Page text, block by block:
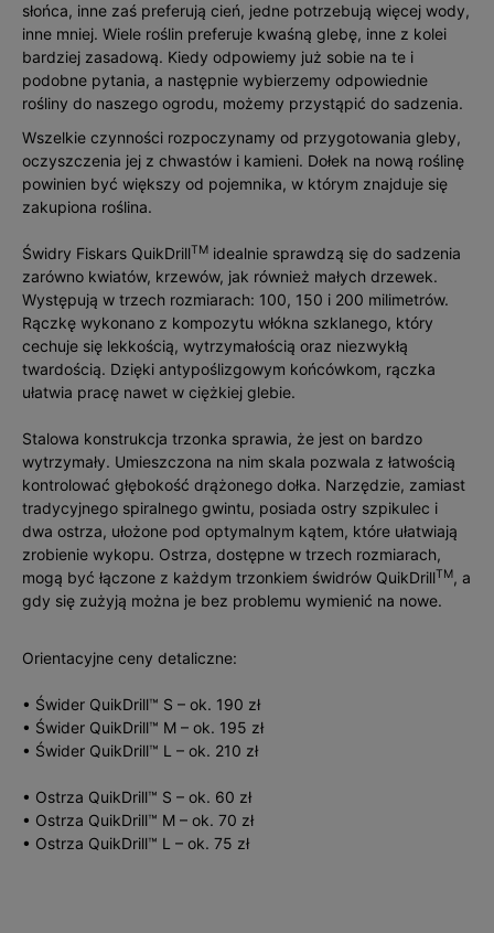
słońca, inne zaś preferują cień, jedne potrzebują więcej wody,
inne mniej. Wiele roślin preferuje kwaśną glebę, inne z kolei
bardziej zasadową. Kiedy odpowiemy już sobie na te i
podobne pytania, a następnie wybierzemy odpowiednie
rośliny do naszego ogrodu, możemy przystąpić do sadzenia.
Wszelkie czynności rozpoczynamy od przygotowania gleby,
oczyszczenia jej z chwastów i kamieni. Dołek na nową roślinę
powinien być większy od pojemnika, w którym znajduje się
zakupiona roślina.
Świdry Fiskars QuikDrillTM idealnie sprawdzą się do sadzenia
zarówno kwiatów, krzewów, jak również małych drzewek.
Występują w trzech rozmiarach: 100, 150 i 200 milimetrów.
Rączkę wykonano z kompozytu włókna szklanego, który
cechuje się lekkością, wytrzymałością oraz niezwykłą
twardością. Dzięki antypoślizgowym końcówkom, rączka
ułatwia pracę nawet w ciężkiej glebie.
Stalowa konstrukcja trzonka sprawia, że jest on bardzo
wytrzymały. Umieszczona na nim skala pozwala z łatwością
kontrolować głębokość drążonego dołka. Narzędzie, zamiast
tradycyjnego spiralnego gwintu, posiada ostry szpikulec i
dwa ostrza, ułożone pod optymalnym kątem, które ułatwiają
zrobienie wykopu. Ostrza, dostępne w trzech rozmiarach,
mogą być łączone z każdym trzonkiem świdrów QuikDrillTM, a
gdy się zużyją można je bez problemu wymienić na nowe.
Orientacyjne ceny detaliczne:
• Świder QuikDrill™ S – ok. 190 zł
• Świder QuikDrill™ M – ok. 195 zł
• Świder QuikDrill™ L – ok. 210 zł
• Ostrza QuikDrill™ S – ok. 60 zł
• Ostrza QuikDrill™ M – ok. 70 zł
• Ostrza QuikDrill™ L – ok. 75 zł